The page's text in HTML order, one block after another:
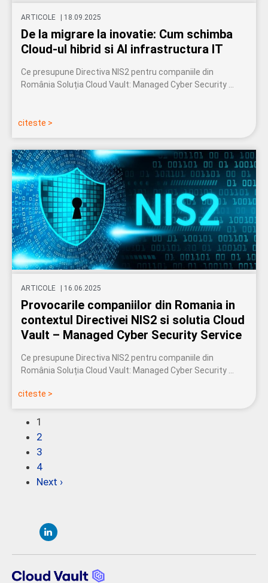
ARTICOLE 18.09.2025
De la migrare la inovatie: Cum schimba
Cloud-ul hibrid si AI infrastructura IT
Ce presupune Directiva NIS2 pentru companiile din
România Soluția Cloud Vault: Managed Cyber Security …
citeste >
ARTICOLE 16.06.2025
Provocarile companiilor din Romania in
contextul Directivei NIS2 si solutia Cloud
Vault – Managed Cyber Security Service
Ce presupune Directiva NIS2 pentru companiile din
România Soluția Cloud Vault: Managed Cyber Security …
citeste >
1
2
3
4
Next ›